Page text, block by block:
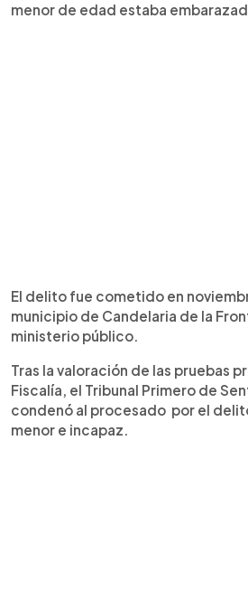
menor de edad estaba
El delito fue cometido en
municipio de Candelaria de la
ministerio público.
Tras la valoración de las pruebas
Fiscalía, el Tribunal Primero de
condenó al procesado por el
menor e incapaz.